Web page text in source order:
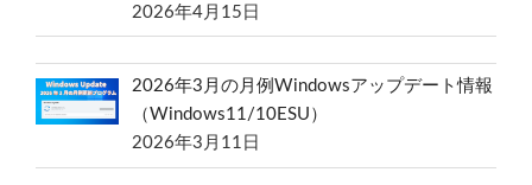
2026年4月15日
2026年3月の月例Windowsアップデート情報
（Windows11/10ESU）
2026年3月11日